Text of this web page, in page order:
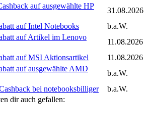
auf ausgewählte HP
31.08.2026
auf Intel Notebooks
b.a.W.
auf Artikel im Lenovo
11.08.2026
auf MSI Aktionsartikel
11.08.2026
auf ausgewählte AMD
b.a.W.
bei notebooksbilliger
b.a.W.
dir auch gefallen: